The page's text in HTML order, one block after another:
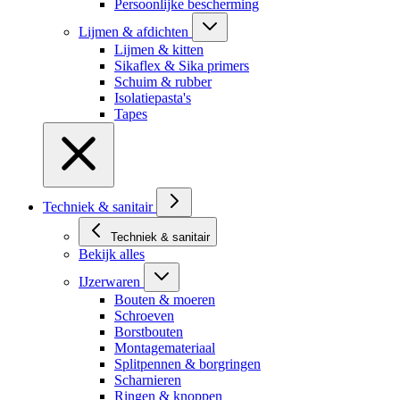
Persoonlijke bescherming
Lijmen & afdichten
Lijmen & kitten
Sikaflex & Sika primers
Schuim & rubber
Isolatiepasta's
Tapes
Techniek & sanitair
Techniek & sanitair
Bekijk alles
IJzerwaren
Bouten & moeren
Schroeven
Borstbouten
Montagemateriaal
Splitpennen & borgringen
Scharnieren
Ringen & knoppen